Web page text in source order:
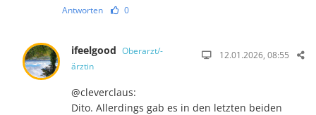
Antworten 0
ifeelgood Oberarzt/-
ärztin
12.01.2026, 08:55
@cleverclaus:
Dito. Allerdings gab es in den letzten beiden